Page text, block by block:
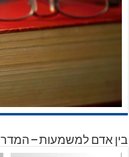
בין אדם למשמעות –